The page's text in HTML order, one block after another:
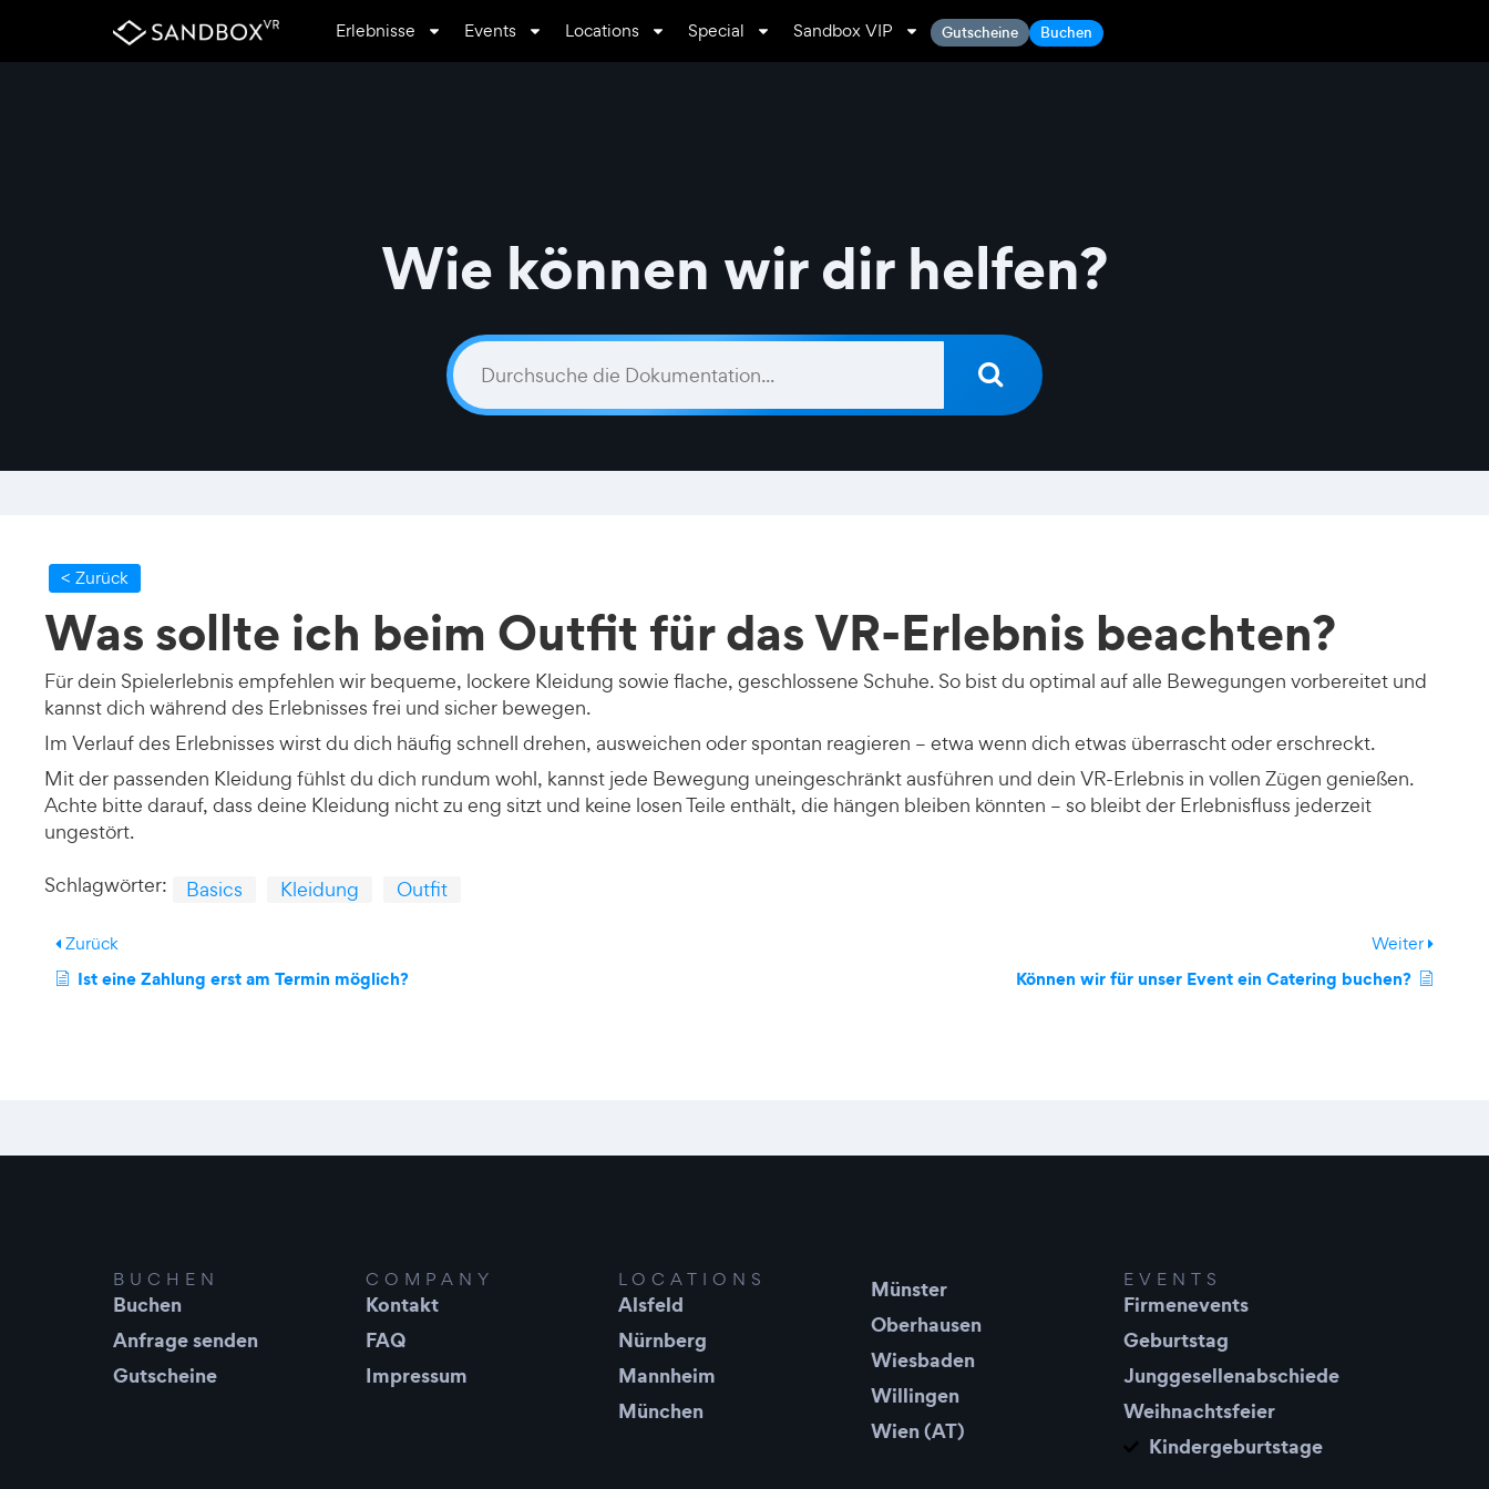
Erlebnisse Events Locations Special Sandbox VIP Gutscheine Buchen
Wie können wir dir helfen?
< Zurück
Was sollte ich beim Outfit für das VR-Erlebnis beachten?
Für dein Spielerlebnis empfehlen wir bequeme, lockere Kleidung sowie flache, geschlossene Schuhe. So bist du optimal auf alle Bewegungen vorbereitet und
kannst dich während des Erlebnisses frei und sicher bewegen.
Im Verlauf des Erlebnisses wirst du dich häufig schnell drehen, ausweichen oder spontan reagieren – etwa wenn dich etwas überrascht oder erschreckt.
Mit der passenden Kleidung fühlst du dich rundum wohl, kannst jede Bewegung uneingeschränkt ausführen und dein VR-Erlebnis in vollen Zügen genießen.
Achte bitte darauf, dass deine Kleidung nicht zu eng sitzt und keine losen Teile enthält, die hängen bleiben könnten – so bleibt der Erlebnisfluss jederzeit
ungestört.
Schlagwörter: Basics Kleidung Outfit
Zurück
Ist eine Zahlung erst am Termin möglich?
Weiter
Können wir für unser Event ein Catering buchen?
BUCHEN
Buchen
Anfrage senden
Gutscheine
COMPANY
Kontakt
FAQ
Impressum
LOCATIONS
Alsfeld
Nürnberg
Mannheim
München
Münster
Oberhausen
Wiesbaden
Willingen
Wien (AT)
EVENTS
Firmenevents
Geburtstag
Junggesellenabschiede
Weihnachtsfeier
Kindergeburtstage